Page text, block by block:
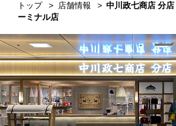
トップ 店舗情報
中川政七商店 分
ーミナル店